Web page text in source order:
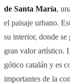
de Santa María,
el paisaje urbano.
su interior, donde
gran valor artístico.
gótico catalán y es
importantes de la